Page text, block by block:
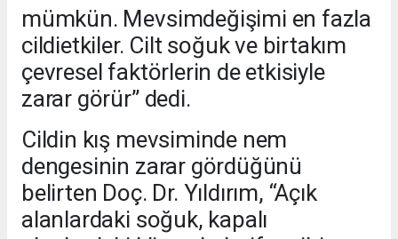
mümkün. Mevsimdeğişimi en fazla
cildietkiler. Cilt soğuk ve birtakım
çevresel faktörlerin de etkisiyle
zarar görür” dedi.
Cildin kış mevsiminde nem
dengesinin zarar gördüğünü
belirten Doç. Dr. Yıldırım, “Açık
alanlardaki soğuk, kapalı